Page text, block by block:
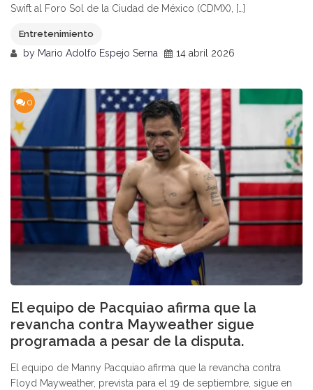
Swift al Foro Sol de la Ciudad de México (CDMX), […]
Entretenimiento
by Mario Adolfo Espejo Serna 14 abril 2026
0
El equipo de Pacquiao afirma que la
revancha contra Mayweather sigue
programada a pesar de la disputa.
El equipo de Manny Pacquiao afirma que la revancha contra
Floyd Mayweather, prevista para el 19 de septiembre, sigue en